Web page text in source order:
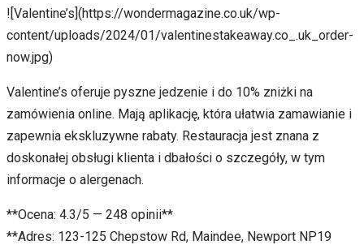
![Valentine’s](https://wondermagazine.co.uk/wp-
content/uploads/2024/01/valentinestakeaway.co_.uk_order-
now.jpg)
Valentine’s oferuje pyszne jedzenie i do 10% zniżki na
zamówienia online. Mają aplikację, która ułatwia zamawianie i
zapewnia ekskluzywne rabaty. Restauracja jest znana z
doskonałej obsługi klienta i dbałości o szczegóły, w tym
informacje o alergenach.
**Ocena: 4.3/5 — 248 opinii**
**Adres: 123-125 Chepstow Rd, Maindee, Newport NP19